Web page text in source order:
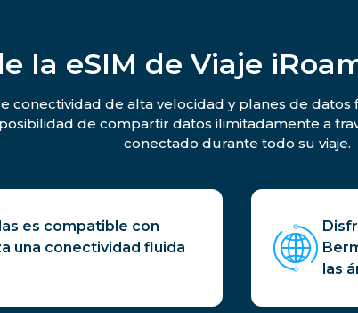
la eSIM de Viaje
conectividad de alta velocidad y planes de
de compartir datos ilimitadamente a
conectado durante todo su viaje.
es compatible con
una conectividad fluida
las